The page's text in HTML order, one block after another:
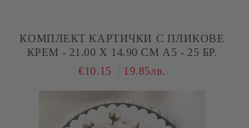
КОМПЛЕКТ КАРТИЧКИ С ПЛИКОВЕ
КРЕМ - 21.00 Х 14.90 СМ А5 - 25 БР.
€10.15
19.85лв.